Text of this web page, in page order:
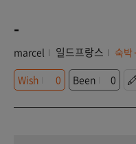
-
marcel 일드프랑스
숙박
Wish
0 Been 0